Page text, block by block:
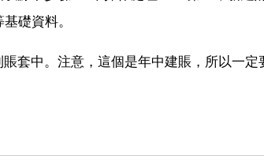
礎資料。
套中。注意，這個是年中建賬，所以一